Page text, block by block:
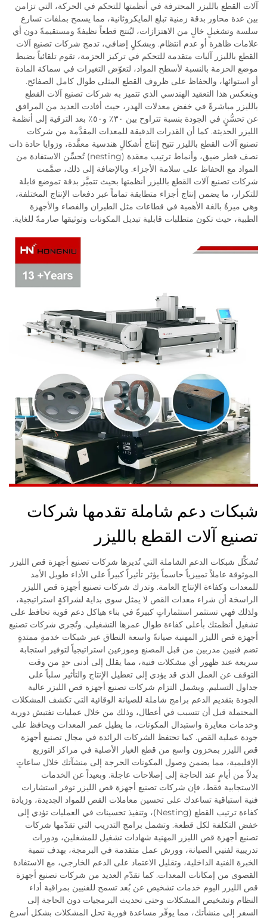
آلات القطع بالليزر المحترفة في أنظمتها للتحكم في الحركة، التي تزامن
بين عدة محاور بدقة زمنية تبلغ المايكروثانية، مما يسمح بملفات تسارع
سلسة وتشغيلٍ خالٍ من الاهتزازات، ليُنتج قطعاً نظيفةً ومستقيمةً دون أي
علامات ظاهرة أو عدم انتظام. وبشكلٍ إضافي، تدمج شركات تصنيع آلات
القطع بالليزر آليات متقدمة للتحكم في تركيز الحزمة، تقوم تلقائياً بضبط
موضع الحزمة بالنسبة لأسطح المواد، لتعوّض التغيرات في سماكة المادة
أو استوائها، والحفاظ على ظروف القطع المثلى طوال كامل الصفائح.
وينعكس هذا التعقيد الهندسي الذي تتميز به شركات تصنيع آلات القطع
بالليزر مباشرةً في خفض معدلات الهدر، حيث أفادت العديد من المرافق
عن تحسُّنٍ في الجودة بنسبة تتراوح بين ٣٠٪ و٥٠٪ بعد الترقية إلى أنظمة
الليزر الحديثة. كما أن القدرات الدقيقة للمعدات المقدَّمة من شركات
تصنيع آلات القطع بالليزر تتيح إنتاج أشكالٍ هندسية معقَّدة، وزوايا حادة ذات
نصف قطر ضيق، وأنماط ترتيب معقدة (nesting) تُحسِّن الاستفادة من
المواد مع الحفاظ على سلامة الأجزاء. وبالإضافة إلى ذلك، صمَّمت
شركات تصنيع آلات القطع بالليزر أنظمتها بحيث تتميَّز بدقة تموضع قابلة
للتكرار، ما يضمن إنتاج أجزاء متطابقة تماماً عبر دفعات الإنتاج المختلفة،
وهي ميزةٌ بالغة الأهمية في قطاعات مثل الطيران والفضاء والأجهزة
الطبية، حيث تكون متطلبات قابلية تبديل المكونات وتوثيقها صارمةً للغاية.
شبكات دعم شاملة تقدمها شركات
تصنيع آلات القطع بالليزر
تُشكِّل شبكات الدعم الشاملة التي تُديرها شركات تصنيع أجهزة قص الليزر
الموثوقة عاملاً تمييزياً حاسماً يؤثر تأثيراً كبيراً على الأداء طويل الأمد
للمعدات وكفاءة الإنتاج العامة. وتدرك شركات تصنيع أجهزة قص الليزر
الراسخة أن شراء معدات القص لا يمثل سوى بداية لشراكةٍ استراتيجية،
ولذلك فهي تستثمر استثماراتٍ كبيرةً في بناء هياكل دعم قوية تحافظ على
تشغيل أنظمتك بأعلى كفاءة طوال عمرها التشغيلي. وتُجري شركات تصنيع
أجهزة قص الليزر المهنية صيانةً واسعة النطاق عبر شبكات خدمةٍ ممتدةٍ
تضم فنيين مدربين من قبل المصنع وموزعين استراتيجياً لتوفير استجابة
سريعة عند ظهور أي مشكلات فنية، مما يقلل إلى أدنى حدٍ من وقت
التوقف عن العمل الذي قد يؤدي إلى تعطيل الإنتاج والتأثير سلباً على
جداول التسليم. ويشمل التزام شركات تصنيع أجهزة قص الليزر عالية
الجودة بتقديم الدعم برامج شاملة للصيانة الوقائية التي تكشف المشكلات
المحتملة قبل أن تتسبب في أعطال، وذلك من خلال عمليات تفتيش دورية
وخدمات معايرة واستبدال المكونات، ما يطيل عمر المعدات ويحافظ على
جودة عملية القص. كما تحتفظ الشركات الرائدة في مجال تصنيع أجهزة
قص الليزر بمخزون واسع من قطع الغيار الأصلية في مراكز التوزيع
الإقليمية، مما يضمن وصول المكونات الحرجة إلى منشآتك خلال ساعاتٍ
بدلاً من أيامٍ عند الحاجة إلى إصلاحات عاجلة. وبعيداً عن الخدمات
الاستجابية فقط، فإن شركات تصنيع أجهزة قص الليزر توفر استشارات
فنية استباقية تساعدك على تحسين معاملات القص للمواد الجديدة، وزيادة
كفاءة ترتيب القطع (Nesting)، وتنفيذ تحسينات في العمليات تؤدي إلى
خفض التكلفة لكل قطعة. وتشمل برامج التدريب التي تقدّمها شركات
تصنيع أجهزة قص الليزر المهنية شهادات تشغيل للمشغلين، ودورات
تدريبية لفنيي الصيانة، وورش عمل متقدمة في البرمجة، بهدف تنمية
الخبرة الفنية الداخلية، وتقليل الاعتماد على الدعم الخارجي، مع الاستفادة
القصوى من إمكانات المعدات. كما تقدّم العديد من شركات تصنيع أجهزة
قص الليزر اليوم خدمات تشخيص عن بُعد تسمح للفنيين بمراقبة أداء
النظام وتشخيص المشكلات وحتى تحديث البرمجيات دون الحاجة إلى
السفر إلى منشأتك، مما يوفّر مساعدة فورية تحل المشكلات بشكل أسرع